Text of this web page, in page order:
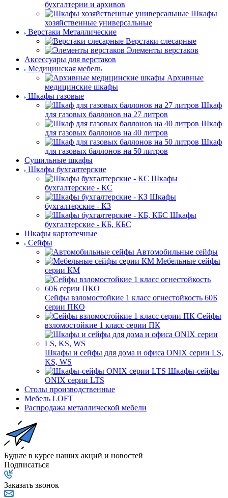
бухгалтерии и архивов
Шкафы
хозяйственные универсальные
Верстаки Металлические
Верстаки слесарные
Элементы верстаков
Аксессуары для верстаков
Медицинская мебель
Архивные
медицинские шкафы
Шкафы газовые
Шкаф
для газовых баллонов на 27 литров
Шкаф
для газовых баллонов на 40 литров
Шкаф
для газовых баллонов на 50 литров
Сушильные шкафы
Шкафы бухгалтерские
Шкафы
бухгалтерские - КС
Шкафы
бухгалтерские - КЗ
Шкафы
бухгалтерские - КБ, КБС
Шкафы картотечные
Сейфы
Автомобильные сейфы
Мебельные сейфы
серии КМ
Сейфы взломостойкие 1 класс огнестойкость 60Б
серии ПКО
Сейфы
взломостойкие 1 класс серии ПК
Шкафы и сейфы для дома и офиса ONIX серии LS,
KS, WS
Шкафы-сейфы
ONIX серии LTS
Столы производственные
Мебель LOFT
Распродажа металлической мебели
Будьте в курсе наших акций и новостей
Подписаться
Заказать звонок